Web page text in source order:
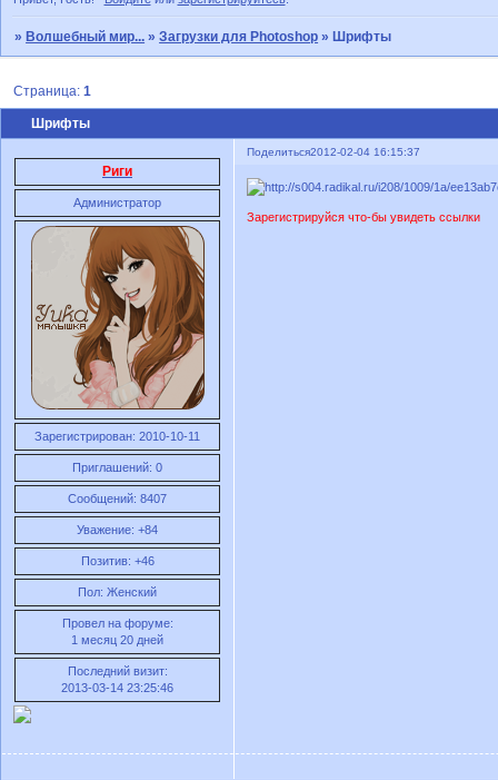
» Волшебный мир... »Загрузки для Photoshop » Шрифты
Шрифты
Страница:1
Поделиться2012-02-04 16:15:37
Риги
Администратор
Зарегистрирован: 2010-10-11
Приглашений: 0
Сообщений: 8407
Уважение: +84
Позитив: +46
Пол: Женский
Провел на форуме:
1 месяц 20 дней
Последний визит:
2013-03-14 23:25:46
Зарегистрируйся что-бы увидеть ссылки